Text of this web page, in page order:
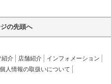
の先頭へ
紹介 店舗紹介
インフォメーション
個人情報の取扱いについて